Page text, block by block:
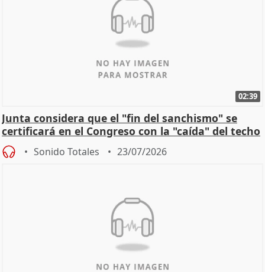
02:39
Junta considera que el "fin del sanchismo" se
certificará en el Congreso con la "caída" del techo
de
Sonido Totales 23/07/2026